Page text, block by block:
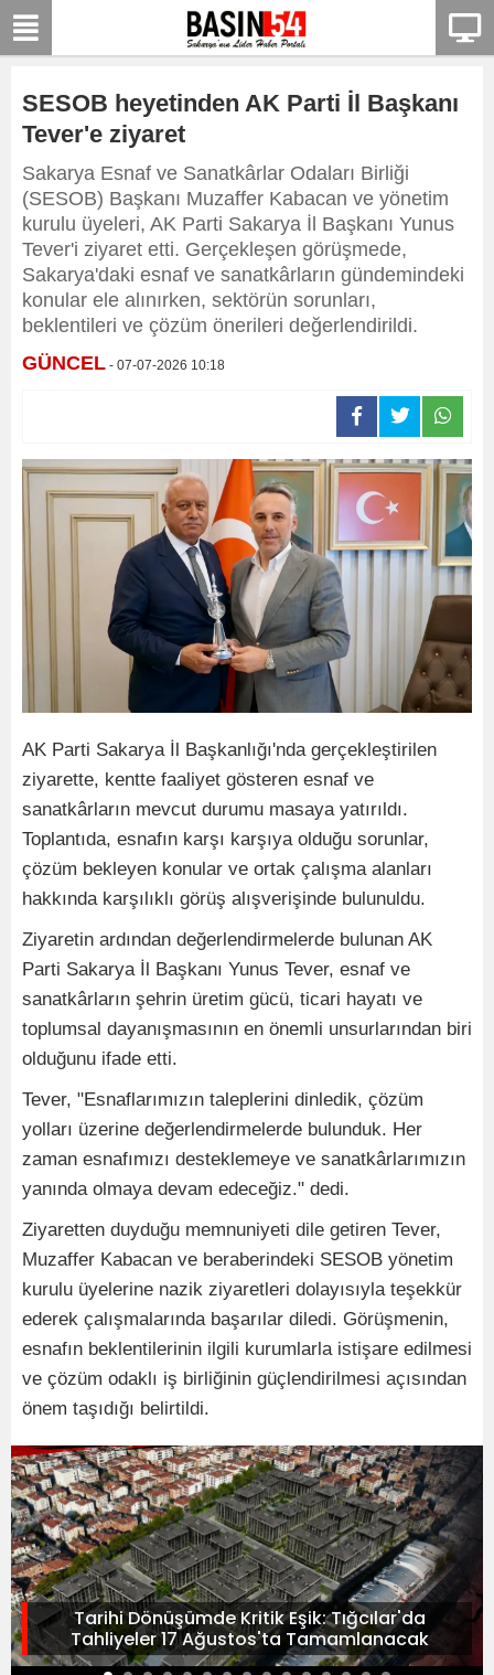
SESOB heyetinden AK Parti İl Başkanı
Tever'e ziyaret
Sakarya Esnaf ve Sanatkârlar Odaları Birliği
(SESOB) Başkanı Muzaffer Kabacan ve yönetim
kurulu üyeleri, AK Parti Sakarya İl Başkanı Yunus
Tever'i ziyaret etti. Gerçekleşen görüşmede,
Sakarya'daki esnaf ve sanatkârların gündemindeki
konular ele alınırken, sektörün sorunları,
beklentileri ve çözüm önerileri değerlendirildi.
GÜNCEL - 07-07-2026 10:18
AK Parti Sakarya İl Başkanlığı'nda gerçekleştirilen
ziyarette, kentte faaliyet gösteren esnaf ve
sanatkârların mevcut durumu masaya yatırıldı.
Toplantıda, esnafın karşı karşıya olduğu sorunlar,
çözüm bekleyen konular ve ortak çalışma alanları
hakkında karşılıklı görüş alışverişinde bulunuldu.
Ziyaretin ardından değerlendirmelerde bulunan AK
Parti Sakarya İl Başkanı Yunus Tever, esnaf ve
sanatkârların şehrin üretim gücü, ticari hayatı ve
toplumsal dayanışmasının en önemli unsurlarından biri
olduğunu ifade etti.
Tever, "Esnaflarımızın taleplerini dinledik, çözüm
yolları üzerine değerlendirmelerde bulunduk. Her
zaman esnafımızı desteklemeye ve sanatkârlarımızın
yanında olmaya devam edeceğiz." dedi.
Ziyaretten duyduğu memnuniyeti dile getiren Tever,
Muzaffer Kabacan ve beraberindeki SESOB yönetim
kurulu üyelerine nazik ziyaretleri dolayısıyla teşekkür
ederek çalışmalarında başarılar diledi. Görüşmenin,
esnafın beklentilerinin ilgili kurumlarla istişare edilmesi
ve çözüm odaklı iş birliğinin güçlendirilmesi açısından
önem taşıdığı belirtildi.
Tarihi Dönüşümde Kritik Eşik: Tığcılar'da
Tahliyeler 17 Ağustos'ta Tamamlanacak